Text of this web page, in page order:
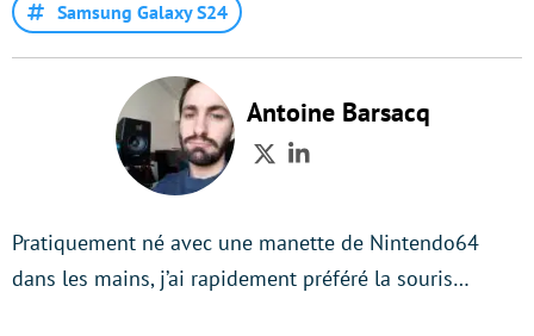
Samsung Galaxy S24
Antoine Barsacq
TwitterLinkedIn
Pratiquement né avec une manette de Nintendo64
dans les mains, j’ai rapidement préféré la souris…